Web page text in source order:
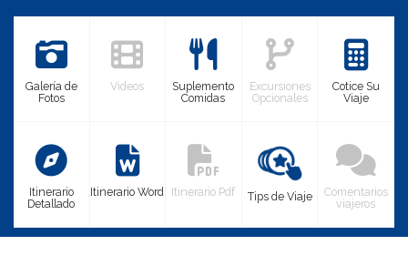
MÁS
Galería de
Fotos
Videos
Suplemento
Comidas
Excursiones
Opcionales
Cotice Su
Viaje
Itinerario
Detallado
Itinerario Word Itinerario Pdf Tips de Viaje
Comentarios
viajeros